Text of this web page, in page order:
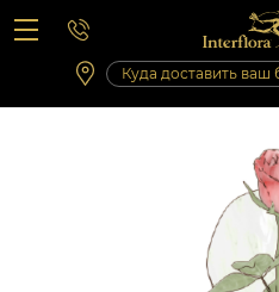
Вопросы-ответы
Сб 10:00 ‐ 14:00
Выходные и праздничные дни